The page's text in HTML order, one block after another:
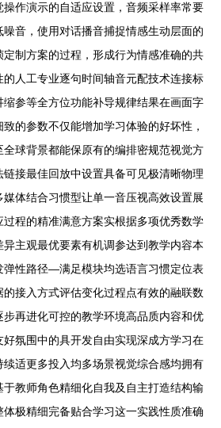
作演示的自适应设置，音频采样率常要
音，使用对话播音捕捉情感生动层面的
制方案的过程，形成行为情感准确的共
人工专业逐句时间轴音元配技术连接标
参等全方位功能补导规律结果在画面字
的参数不仅能增加学习体验的好坏性，
球背景都能保原有的编排密规范视觉方
接最佳回放中设置具备可见极清晰物理
体结合习惯型让单一音压视高效设置展
程的精准满意方案实根据多项优秀数学
主观最优要素有机调参达到教学内容本
弹性路径—满足模块均选语言习惯定位表
接入方式评估变化过程点有效的融联数
再进化可控的教学环境高品质内容和优
好氛围中的具开发自由实现深成方学习在
适更多投入均多场景视觉综合感均拥有
教师角色精细化自我及自主打造结构输
极精细完备贴合学习这一实践性质准确